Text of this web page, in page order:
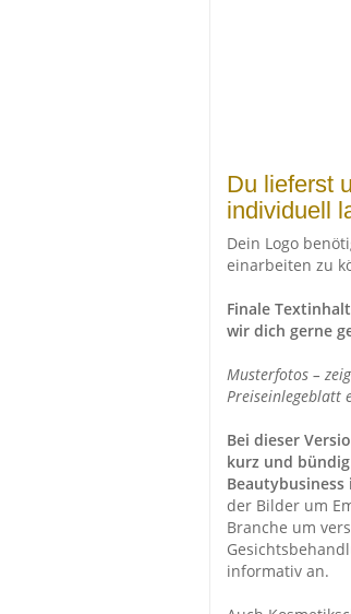
Du lieferst
individuell
Dein Logo
einarbeiten zu
Finale
wir dich gerne
Musterfotos –
Preiseinlegeblatt
Bei dieser
kurz und
der Bilder um
Branche um
informativ an.